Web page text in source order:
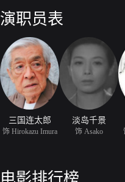
演职员表
三国连太郎
饰 Hirokazu Imura
淡岛千景
饰 Asako
电影排行榜